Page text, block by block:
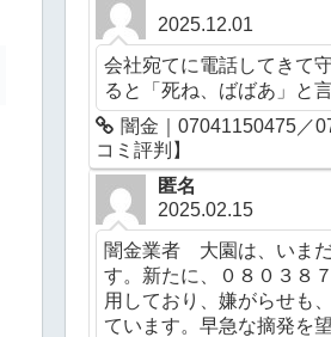
2025.12.01
会社宛てに電話してきて
ると「死ね、ばばあ」と
闇金｜07041150475／
コミ評判】
匿名
2025.02.15
闇金業者 大園は、いま
す。新たに、０８０３８
用しており、嫌がらせも
ています。早急な摘発を